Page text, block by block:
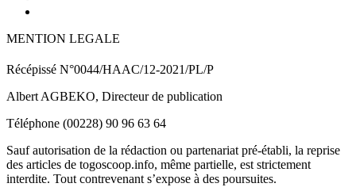
MENTION LEGALE
Récépissé N°0044/HAAC/12-2021/PL/P
Albert AGBEKO, Directeur de publication
Téléphone (00228) 90 96 63 64
Sauf autorisation de la rédaction ou partenariat pré-établi, la reprise
des articles de togoscoop.info, même partielle, est strictement
interdite. Tout contrevenant s’expose à des poursuites.